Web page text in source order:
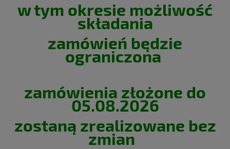
w tym okresie możliwość
składania
zamówień będzie
ograniczona
zamówienia złożone do
05.08.2026
zostaną zrealizowane bez
zmian